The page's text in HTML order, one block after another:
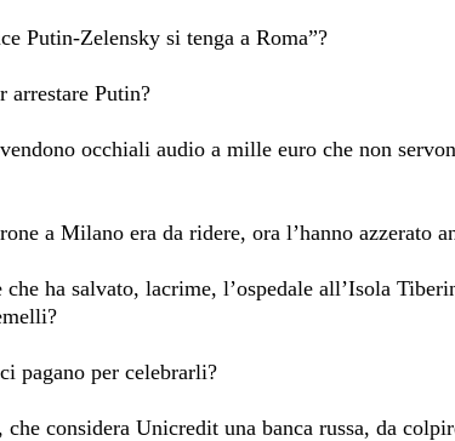
Putin-Zelensky si tenga a Roma”?
arrestare Putin?
occhiali audio a mille euro che non
a Milano era da ridere, ora l’hanno azzerato
ha salvato, lacrime, l’ospedale all’Isola
pagano per celebrarli?
considera Unicredit una banca russa, da